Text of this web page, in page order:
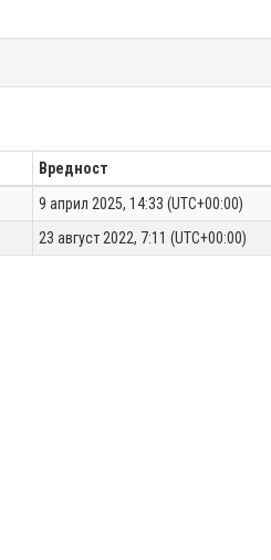
Вредност
9 април 2025, 14:33 (UTC+00:00)
23 август 2022, 7:11 (UTC+00:00)